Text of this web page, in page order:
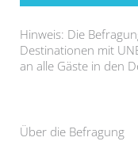
Hinweis: Die
Destinationen mit
an alle Gäste in den
Über die Befragung